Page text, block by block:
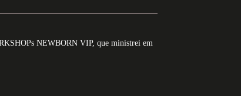
NEWBORN VIP, que ministrei em